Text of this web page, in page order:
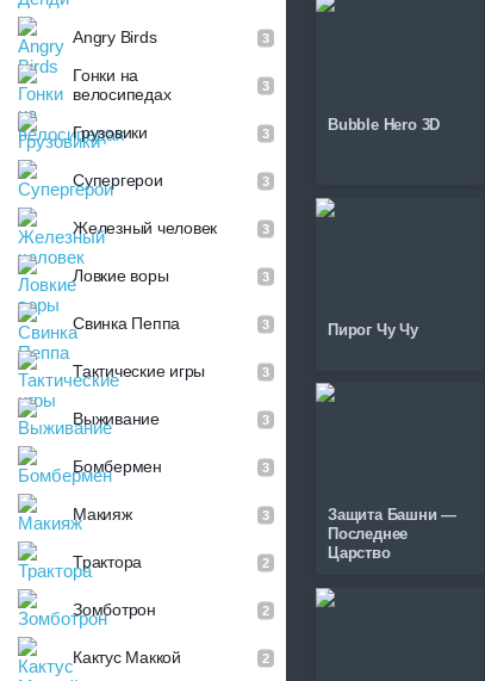
Angry Birds 3
Гонки на
велосипедах
3
Грузовики 3
Супергерои 3
Железный человек 3
Ловкие воры 3
Свинка Пеппа 3
Тактические игры 3
Выживание 3
Бомбермен 3
Макияж 3
Трактора 2
Зомботрон 2
Кактус Маккой 2
Bubble Hero 3D
Пирог Чу Чу
Защита Башни —
Последнее
Царство